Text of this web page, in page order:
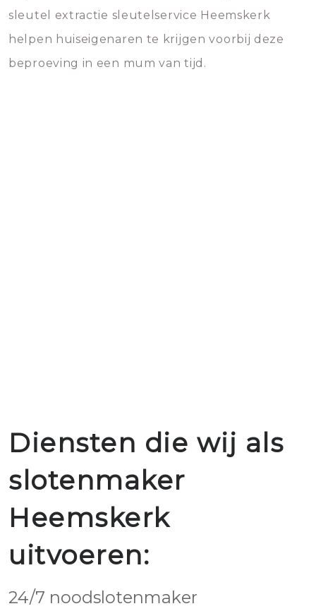
sleutel extractie sleutelservice Heemskerk
helpen huiseigenaren te krijgen voorbij deze
beproeving in een mum van tijd.
Diensten die wij als
slotenmaker
Heemskerk
uitvoeren:
24/7 noodslotenmaker